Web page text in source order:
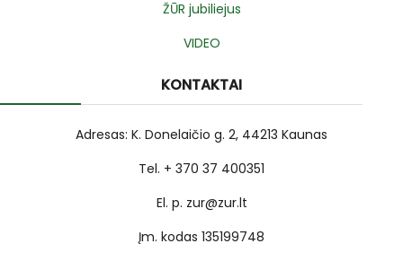
ŽŪR jubiliejus
VIDEO
KONTAKTAI
Adresas: K. Donelaičio g. 2, 44213 Kaunas
Tel. + 370 37 400351
El. p. zur@zur.lt
Įm. kodas 135199748